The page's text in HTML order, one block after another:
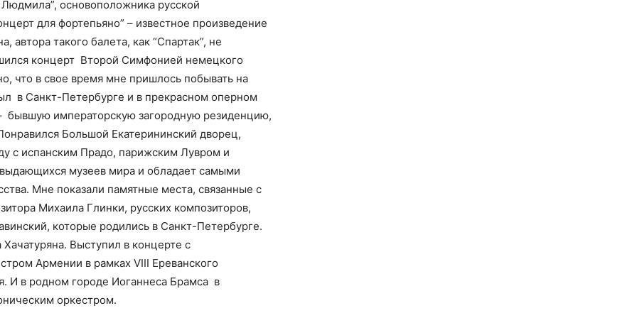
основоположника русской
для фортепьяно” – известное произведение
автора такого балета, как “Спартак”, не
концерт Второй Симфонией немецкого
что в свое время мне пришлось побывать на
в Санкт-Петербурге и в прекрасном оперном
бывшую императорскую загородную резиденцию,
Большой Екатерининский дворец,
с испанским Прадо, парижским Лувром и
музеев мира и обладает самыми
Мне показали памятные места, связанные с
Михаила Глинки, русских композиторов,
которые родились в Санкт-Петербурге.
Выступил в концерте с
Армении в рамках VIII Ереванского
И в родном городе Иоганнеса Брамса в
оркестром.